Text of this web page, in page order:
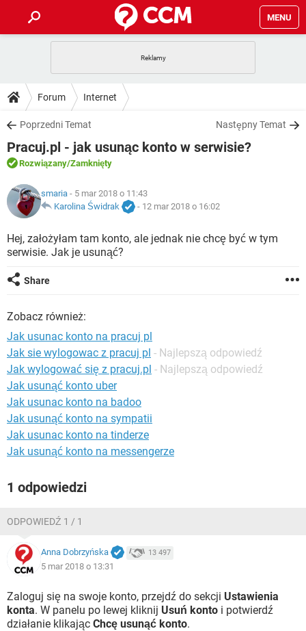
MENU
GRY
SPOTIFY
INSTAGRAM FACEBOOK
WINDOWS 10
PORADY
PlayStation
SPOTIFY
INSTAGRAM
WINDOWS 10
DO POBRANIA
ANDROID TIKTOK
GRY
IOS
INSTAGRAM
WINDOWS 10
FORUM
COVID-19
GRY WHATSAPP
INSTAGRAM
WINDOWS 10
ARTYKUŁY
COVID-19
GRY WHATSAPP
INSTAGRAM
WINDOWS 10
Forum Internet
Poprzedni Temat Następny Temat
Pracuj.pl - jak usunąc konto w serwisie?
Rozwiązany/Zamknięty
smaria - 5 mar 2018 o 11:43
Karolina Świdrak
- 12 mar 2018 o 16:02
Hej, założyłam tam konto, ale jednak nie chcę być w tym
serwisie. Jak je usunąć?
Share
Zobacz również:
Jak usunac konto na pracuj pl
Jak sie wylogowac z pracuj pl - Najlepszą odpowiedź
Jak wylogować się z pracuj.pl - Najlepszą odpowiedź
Jak usunąć konto uber
Jak usunac konto na badoo
Jak usunąć konto na sympatii
Jak usunac konto na tinderze
Jak usunąć konto na messengerze
1 odpowiedzi
ODPOWIEDŹ 1 / 1
Anna Dobrzyńska 13 497
5 mar 2018 o 13:31
Zaloguj się na swoje konto, przejdź do sekcji Ustawienia
konta. W panelu po lewej kliknij Usuń konto i potwierdź
działanie klikając Chcę usunąć konto.